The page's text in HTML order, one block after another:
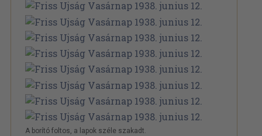
A borító foltos, a lapok széle szakadt.